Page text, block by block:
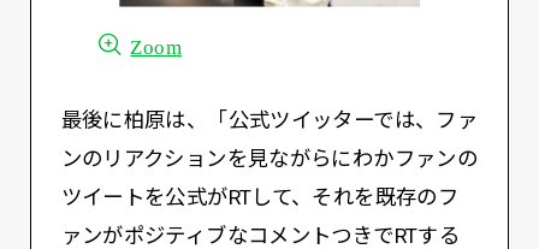
Zoom
最後に柏原は、「公式ツイッターでは、ファ
ンのリアクションを見ながらにわかファンの
ツイートを公式がRTして、それを既存のフ
ァンがポジティブなコメントつきでRTする